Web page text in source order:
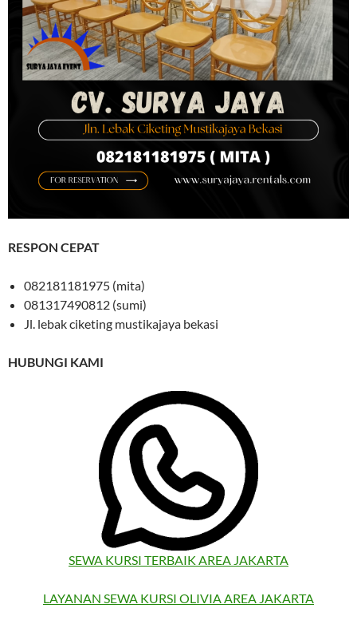
RESPON CEPAT
082181181975 (mita)
081317490812 (sumi)
Jl. lebak ciketing mustikajaya bekasi
HUBUNGI KAMI
SEWA KURSI TERBAIK AREA JAKARTA
LAYANAN SEWA KURSI OLIVIA AREA JAKARTA